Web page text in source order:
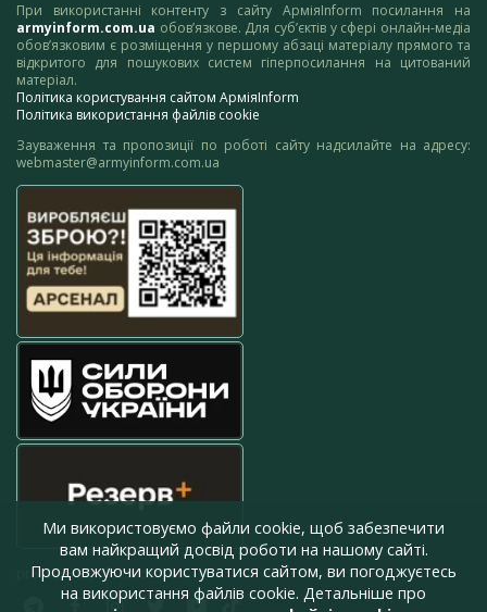
При використанні контенту з сайту АрміяInform посилання на
armyinform.com.ua обов’язкове. Для суб’єктів у сфері онлайн-медіа
обов’язковим є розміщення у першому абзаці матеріалу прямого та
відкритого для пошукових систем гіперпосилання на цитований
матеріал.
Політика користування сайтом АрміяInform
Політика використання файлів cookie
Зауваження та пропозиції по роботі сайту надсилайте на адресу:
webmaster@armyinform.com.ua
press@armyinform.com.ua
Ми використовуємо файли cookie, щоб забезпечити
вам найкращий досвід роботи на нашому сайті.
Продовжуючи користуватися сайтом, ви погоджуєтесь
на використання файлів cookie. Детальніше про